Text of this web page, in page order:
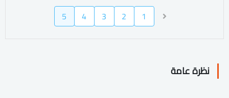
1
2
3
4
5
نظرة عامة